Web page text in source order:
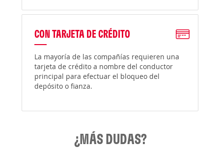
CON TARJETA DE CRÉDITO
La mayoría de las compañías requieren una
tarjeta de crédito a nombre del conductor
principal para efectuar el bloqueo del
depósito o fianza.
¿MÁS DUDAS?